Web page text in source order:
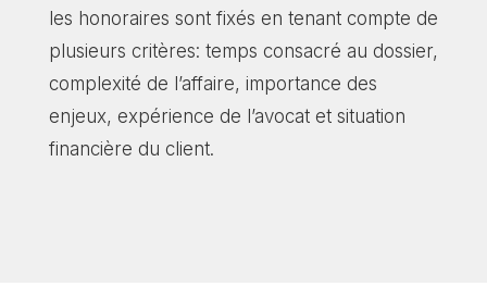
les honoraires sont fixés en tenant compte de
plusieurs critères: temps consacré au dossier,
complexité de l’affaire, importance des
enjeux, expérience de l’avocat et situation
financière du client.